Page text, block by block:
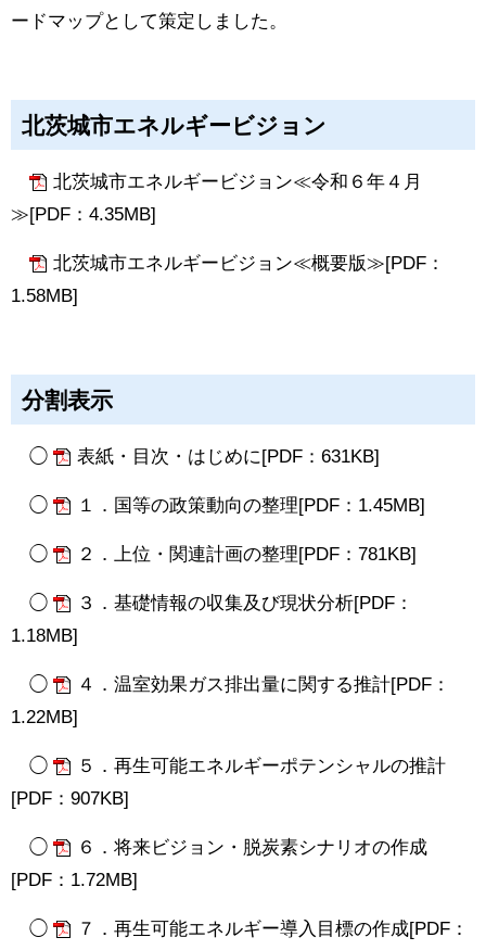
ードマップとして策定しました。
北茨城市エネルギービジョン
北茨城市エネルギービジョン≪令和６年４月
≫[PDF：4.35MB]
北茨城市エネルギービジョン≪概要版≫[PDF：
1.58MB]
分割表示
◯ 表紙・目次・はじめに[PDF：631KB]
◯ １．国等の政策動向の整理[PDF：1.45MB]
◯ ２．上位・関連計画の整理[PDF：781KB]
◯
３．基礎情報の収集及び現状分析[PDF：
1.18MB]
◯
４．温室効果ガス排出量に関する推計[PDF：
1.22MB]
◯
５．再生可能エネルギーポテンシャルの推計
[PDF：907KB]
◯
６．将来ビジョン・脱炭素シナリオの作成
[PDF：1.72MB]
◯
７．再生可能エネルギー導入目標の作成[PDF：